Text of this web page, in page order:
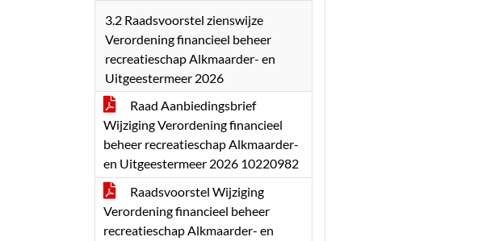
3.2 Raadsvoorstel zienswijze
Verordening financieel beheer
recreatieschap Alkmaarder- en
Uitgeestermeer 2026
Raad Aanbiedingsbrief
Wijziging Verordening financieel
beheer recreatieschap Alkmaarder-
en Uitgeestermeer 2026 10220982
Raadsvoorstel Wijziging
Verordening financieel beheer
recreatieschap Alkmaarder- en